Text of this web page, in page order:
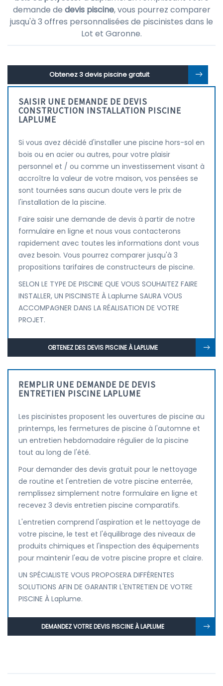
demande de devis piscine, vous pourrez comparer
jusqu'à 3 offres personnalisées de piscinistes dans le
Lot et Garonne.
Obtenez 3 devis piscine gratuit
SAISIR UNE DEMANDE DE DEVIS
CONSTRUCTION INSTALLATION PISCINE
LAPLUME
Si vous avez décidé d'installer une piscine hors-sol en
bois ou en acier ou autres, pour votre plaisir
personnel et / ou comme un investissement visant à
accroître la valeur de votre maison, vos pensées se
sont tournées sans aucun doute vers le prix de
l'installation de la piscine.
Faire saisir une demande de devis à partir de notre
formulaire en ligne et nous vous contacterons
rapidement avec toutes les informations dont vous
avez besoin. Vous pourrez comparer jusqu'à 3
propositions tarifaires de constructeurs de piscine.
SELON LE TYPE DE PISCINE QUE VOUS SOUHAITEZ FAIRE
INSTALLER, UN PISCINISTE À Laplume SAURA VOUS
ACCOMPAGNER DANS LA RÉALISATION DE VOTRE
PROJET.
OBTENEZ DES DEVIS PISCINE À LAPLUME
REMPLIR UNE DEMANDE DE DEVIS
ENTRETIEN PISCINE LAPLUME
Les piscinistes proposent les ouvertures de piscine au
printemps, les fermetures de piscine à l'automne et
un entretien hebdomadaire régulier de la piscine
tout au long de l'été.
Pour demander des devis gratuit pour le nettoyage
de routine et l'entretien de votre piscine enterrée,
remplissez simplement notre formulaire en ligne et
recevez 3 devis entretien piscine comparatifs.
L'entretien comprend l'aspiration et le nettoyage de
votre piscine, le test et l'équilibrage des niveaux de
produits chimiques et l'inspection des équipements
pour maintenir l'eau de votre piscine propre et claire.
UN SPÉCIALISTE VOUS PROPOSERA DIFFÉRENTES
SOLUTIONS AFIN DE GARANTIR L'ENTRETIEN DE VOTRE
PISCINE À Laplume.
DEMANDEZ VOTRE DEVIS PISCINE À LAPLUME